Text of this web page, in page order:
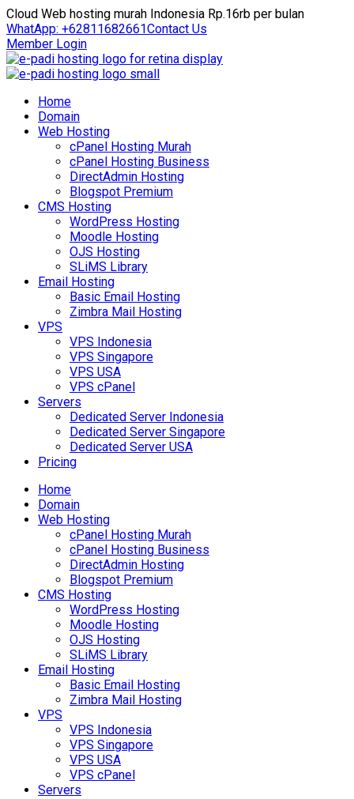
Cloud Web hosting murah Indonesia Rp.16rb per bulan
WhatApp: +62811682661Contact Us
Member Login
Home
Domain
Web Hosting
cPanel Hosting Murah
cPanel Hosting Business
DirectAdmin Hosting
Blogspot Premium
CMS Hosting
WordPress Hosting
Moodle Hosting
OJS Hosting
SLiMS Library
Email Hosting
Basic Email Hosting
Zimbra Mail Hosting
VPS
VPS Indonesia
VPS Singapore
VPS USA
VPS cPanel
Servers
Dedicated Server Indonesia
Dedicated Server Singapore
Dedicated Server USA
Pricing
Home
Domain
Web Hosting
cPanel Hosting Murah
cPanel Hosting Business
DirectAdmin Hosting
Blogspot Premium
CMS Hosting
WordPress Hosting
Moodle Hosting
OJS Hosting
SLiMS Library
Email Hosting
Basic Email Hosting
Zimbra Mail Hosting
VPS
VPS Indonesia
VPS Singapore
VPS USA
VPS cPanel
Servers